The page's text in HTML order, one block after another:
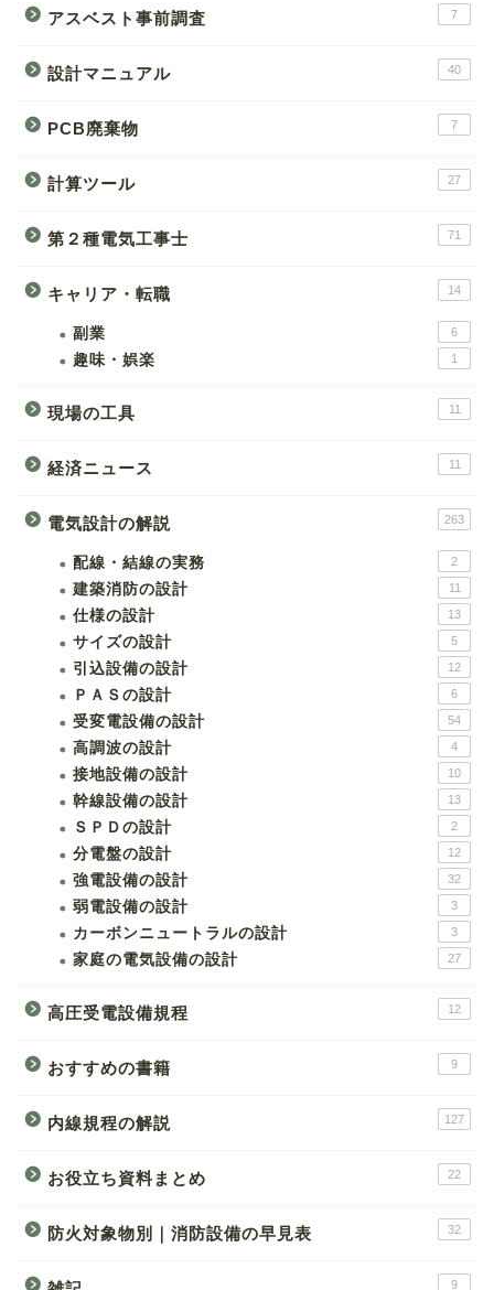
アスベスト事前調査 7
設計マニュアル 40
PCB廃棄物 7
計算ツール 27
第２種電気工事士 71
キャリア・転職 14
副業 6
趣味・娯楽 1
現場の工具 11
経済ニュース 11
電気設計の解説 263
配線・結線の実務 2
建築消防の設計 11
仕様の設計 13
サイズの設計 5
引込設備の設計 12
ＰＡＳの設計 6
受変電設備の設計 54
高調波の設計 4
接地設備の設計 10
幹線設備の設計 13
ＳＰＤの設計 2
分電盤の設計 12
強電設備の設計 32
弱電設備の設計 3
カーボンニュートラルの設計 3
家庭の電気設備の設計 27
高圧受電設備規程 12
おすすめの書籍 9
内線規程の解説 127
お役立ち資料まとめ 22
防火対象物別｜消防設備の早見表 32
9